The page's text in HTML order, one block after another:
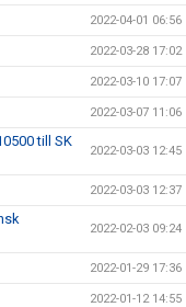
2022-04-01 06:56
2022-03-28 17:02
2022-03-10 17:07
2022-03-07 11:06
till SK
2022-03-03 12:45
2022-03-03 12:37
2022-02-03 09:24
2022-01-29 17:36
2022-01-12 14:55